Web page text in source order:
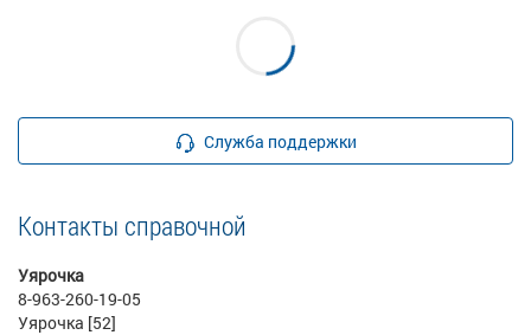
Служба поддержки
Контакты справочной
Уярочка
8-963-260-19-05
Уярочка [52]